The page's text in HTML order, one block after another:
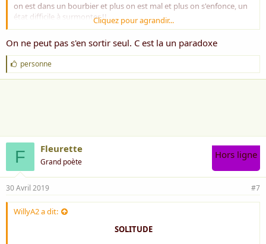
on est dans un bourbier et plus on est mal et plus on s'enfonce, un
état difficile à surmonter !!
merci pour ce bel écrit
bonne journée
carlame
Cliquez pour agrandir...
On ne peut pas s'en sortir seul. C est la un paradoxe
J
'
a
personne
F Fleurette
Grand poète
Hors ligne
30 Avril 2019 #7
WillyA2 a dit:
SOLITUDE